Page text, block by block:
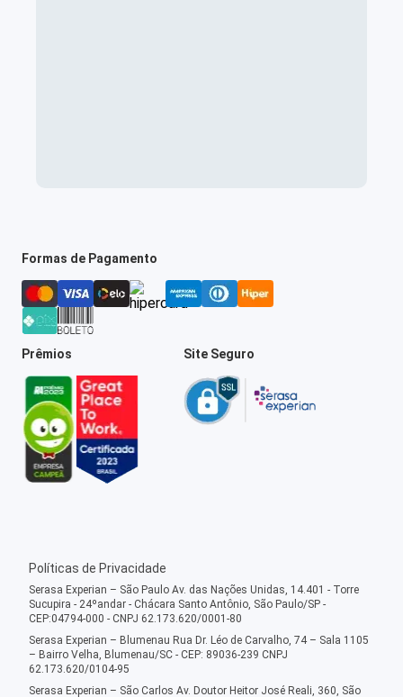
Formas de Pagamento
Prêmios Site Seguro
Políticas de Privacidade
Serasa Experian – São Paulo Av. das Nações Unidas, 14.401 - Torre
Sucupira - 24ºandar - Chácara Santo Antônio, São Paulo/SP -
CEP:04794-000 - CNPJ 62.173.620/0001-80
Serasa Experian – Blumenau Rua Dr. Léo de Carvalho, 74 – Sala 1105
– Bairro Velha, Blumenau/SC - CEP: 89036-239 CNPJ
62.173.620/0104-95
Serasa Experian – São Carlos Av. Doutor Heitor José Reali, 360, São